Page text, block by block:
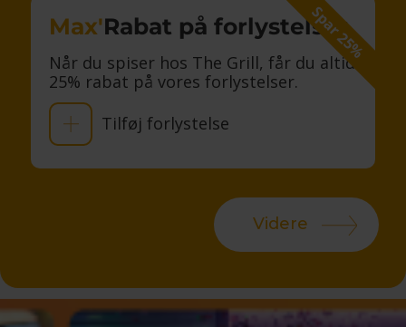
Max'Rabat på forlystelser
Når du spiser hos The Grill, får du altid
25% rabat på vores forlystelser.
Spar 25%
Tilføj forlystelse
Videre